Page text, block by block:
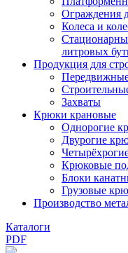
Ограждения
Колеса и
литровых
Продукция для
Захваты
Крюки крановые
Однорогие
Двурогие
Крюковые
Блоки
Грузовые
Производство
Каталоги
PDF